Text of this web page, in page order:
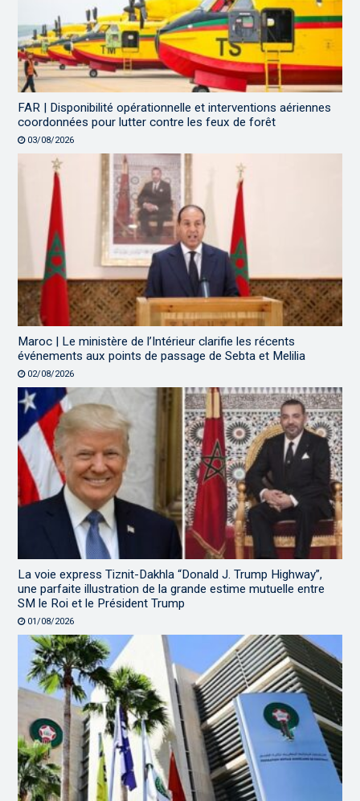
FAR | Disponibilité opérationnelle et interventions aériennes
coordonnées pour lutter contre les feux de forêt
03/08/2026
Maroc | Le ministère de l’Intérieur clarifie les récents
événements aux points de passage de Sebta et Melilia
02/08/2026
La voie express Tiznit-Dakhla “Donald J. Trump Highway”,
une parfaite illustration de la grande estime mutuelle entre
SM le Roi et le Président Trump
01/08/2026